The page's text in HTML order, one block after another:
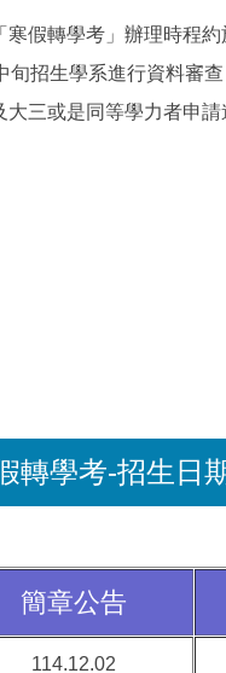
寒假轉學考」辦理時程
旬招生學系進行資料審
大三或是同等學力者申請
轉學考-招生日
簡章公告
114.12.02